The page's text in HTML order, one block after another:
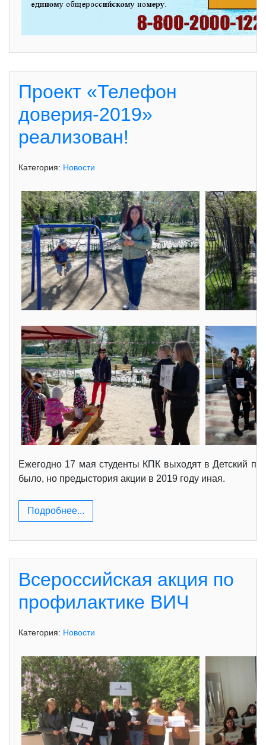
Проект «Телефон
доверия-2019»
реализован!
Категория: Новости
Ежегодно 17 мая студенты КПК выходят в Детский
было, но предыстория акции в 2019 году иная.
Подробнее...
Всероссийская акция по
профилактике ВИЧ
Категория: Новости